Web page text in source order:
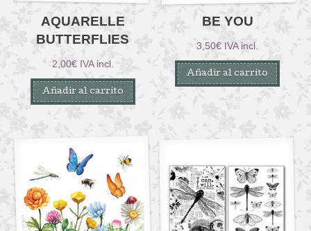
AQUARELLE
BUTTERFLIES
2,00€ IVA incl.
Añadir al carrito
BE YOU
3,50€ IVA incl.
Añadir al carrito